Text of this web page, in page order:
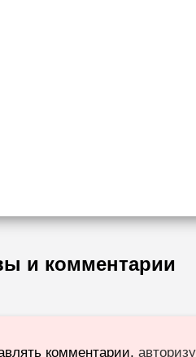
и комментарии
комментарии,